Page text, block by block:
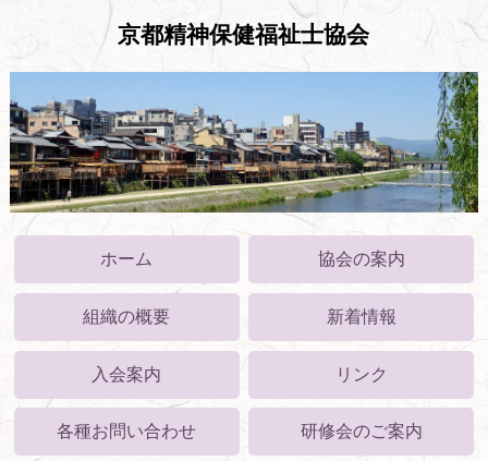
京都精神保健福祉士協会
ホーム 協会の案内
組織の概要 新着情報
入会案内 リンク
各種お問い合わせ 研修会のご案内